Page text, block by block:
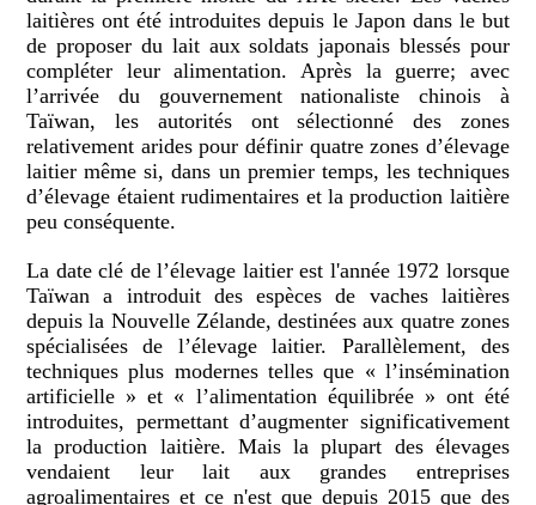
laitières ont été introduites depuis le Japon dans le but
de proposer du lait aux soldats japonais blessés pour
compléter leur alimentation. Après la guerre; avec
l’arrivée du gouvernement nationaliste chinois à
Taïwan, les autorités ont sélectionné des zones
relativement arides pour définir quatre zones d’élevage
laitier même si, dans un premier temps, les techniques
d’élevage étaient rudimentaires et la production laitière
peu conséquente.
La date clé de l’élevage laitier est l'année 1972 lorsque
Taïwan a introduit des espèces de vaches laitières
depuis la Nouvelle Zélande, destinées aux quatre zones
spécialisées de l’élevage laitier. Parallèlement, des
techniques plus modernes telles que « l’insémination
artificielle » et « l’alimentation équilibrée » ont été
introduites, permettant d’augmenter significativement
la production laitière. Mais la plupart des élevages
vendaient leur lait aux grandes entreprises
agroalimentaires et ce n'est que depuis 2015 que des